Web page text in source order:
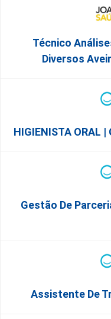
Técnico
Diversos
HIGIENISTA ORAL
Gestão De
Assistente De